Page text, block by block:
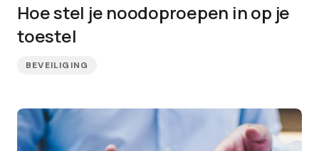
Hoe stel je noodoproepen in op je
toestel
BEVEILIGING